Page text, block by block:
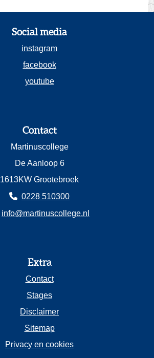
Social media
instagram
facebook
youtube
Contact
Martinuscollege
De Aanloop 6
1613KW Grootebroek
0228 510300
info@martinuscollege.nl
Extra
Contact
Stages
Disclaimer
Sitemap
Privacy en cookies